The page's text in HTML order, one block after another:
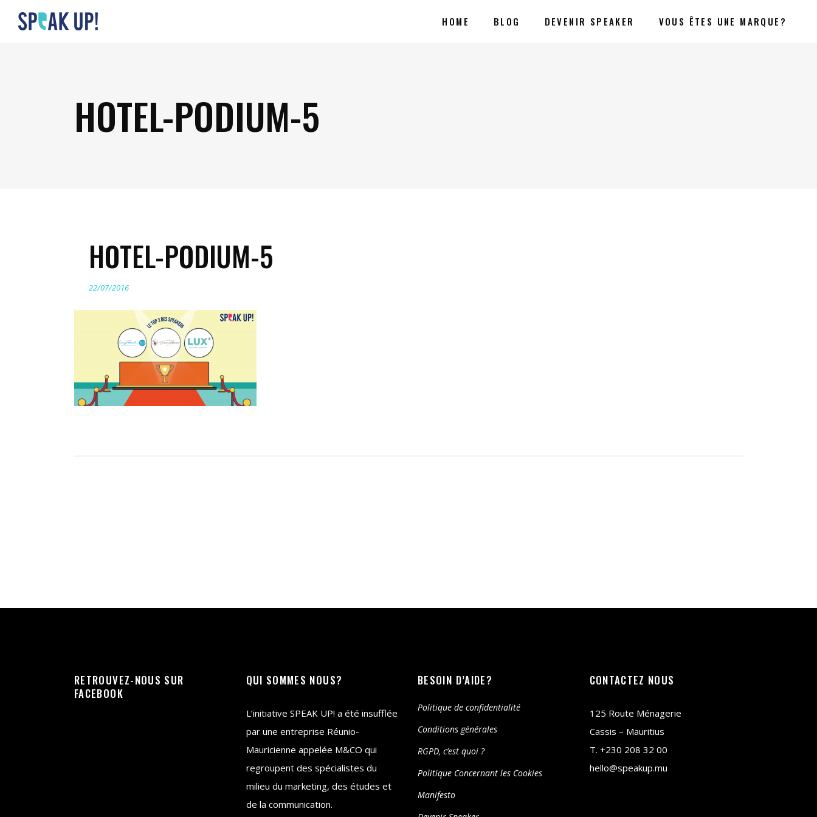
HOME BLOG DEVENIR SPEAKER VOUS ÊTES UNE MARQUE?
HOTEL-PODIUM-5
HOTEL-PODIUM-5
22/07/2016
RETROUVEZ-NOUS SUR
FACEBOOK
QUI SOMMES NOUS?
L’initiative SPEAK UP! a été insufflée
par une entreprise Réunio-
Mauricienne appelée M&CO qui
regroupent des spécialistes du
milieu du marketing, des études et
de la communication.
BESOIN D’AIDE?
Politique de confidentialité
Conditions générales
RGPD, c’est quoi ?
Politique Concernant les Cookies
Manifesto
CONTACTEZ NOUS
125 Route Ménagerie
Cassis – Mauritius
T. +230 208 32 00
hello@speakup.mu